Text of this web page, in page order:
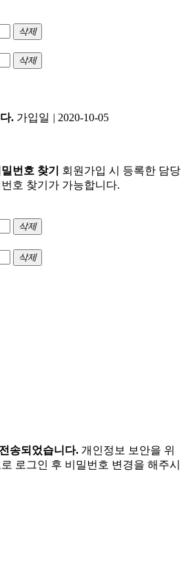
삭제
삭제
. 가입일 | 2020-10-05
번호 찾기
회원가입 시 등록한 담당
호 찾기가 가능합니다.
삭제
삭제
송되었습니다. 개인정보 보안을 위
로그인 후 비밀번호 변경을 해주시